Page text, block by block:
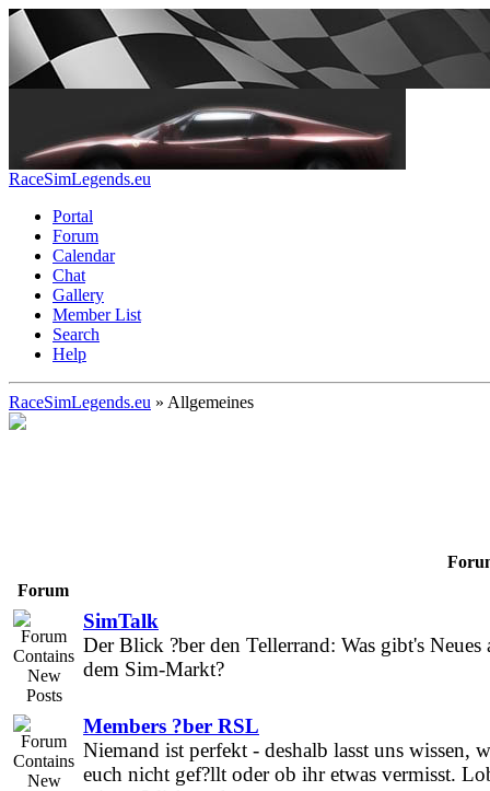
RaceSimLegends.eu
Portal
Forum
Calendar
Chat
Gallery
Member List
Search
Help
RaceSimLegends.eu » Allgemeines
Forum
SimTalk
Der Blick ?ber den Tellerrand: Was gibt's Neues
dem Sim-Markt?
Members ?ber RSL
Niemand ist perfekt - deshalb lasst uns wissen,
euch nicht gef?llt oder ob ihr etwas vermisst.